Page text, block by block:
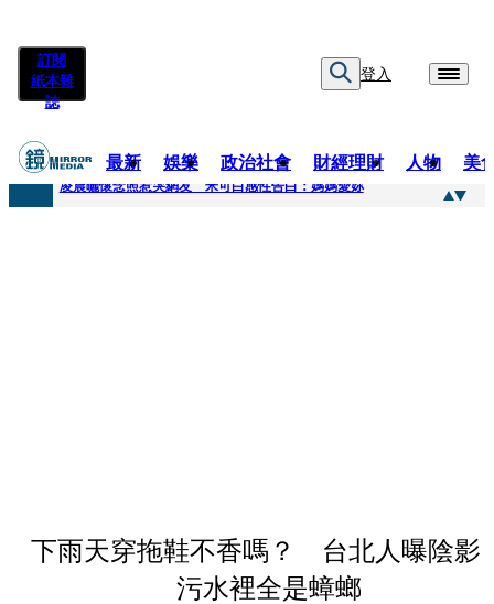
訂閱
紙本雜
誌
登入
最新 娛樂 政治社會 財經理財 人物 美
快訊
凌晨曬懷念照惹哭網友 米可白感性告白：媽媽愛妳
下雨天穿拖鞋不香嗎？ 台北人曝陰影
污水裡全是蟑螂